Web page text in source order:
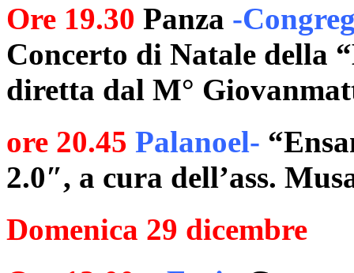
Ore 19.30 Panza -
Concerto di Natale della
diretta dal M°
ore 20.45 Palanoel-
2.0″, a cura dell’ass.
Domenica 29 dicembre